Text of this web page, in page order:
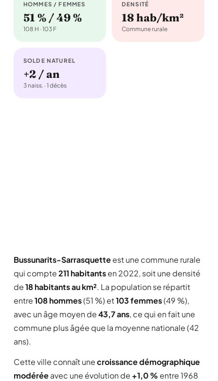
HOMMES / FEMMES
51 % / 49 %
108 H · 103 F
DENSITÉ
18 hab/km²
Commune rurale
SOLDE NATUREL
+2 / an
3 naiss. · 1 décès
Bussunarits-Sarrasquetteest une commune rurale
qui compte211 habitantsen 2022, soit une densité
de18 habitants au km². La population se répartit
entre108 hommes(51 %) et103 femmes(49 %),
avec un âge moyen de43,7 ans, ce qui en fait une
commune plus âgée que la moyenne nationale (42
ans).
Cette ville connaît unecroissance démographique
modéréeavec une évolution de +1,0 % entre 1968